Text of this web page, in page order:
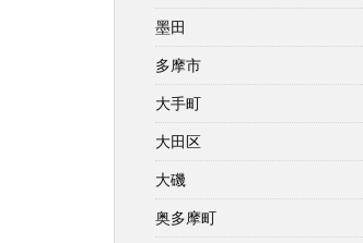
墨田
多摩市
大手町
大田区
大磯
奥多摩町